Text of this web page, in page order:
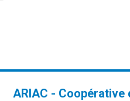
ARIAC - Coopérative